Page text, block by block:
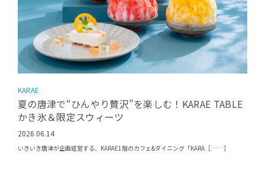
KARAE
夏の唐津で“ひんやり贅沢”を楽しむ！KARAE TABLE
かき氷＆限定スウィーツ
2026.06.14
いきいき唐津が企画経営する、KARAE1階のカフェ&ダイニング「KARA［……］